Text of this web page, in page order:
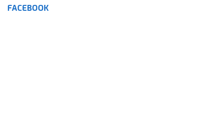
FACEBOOK